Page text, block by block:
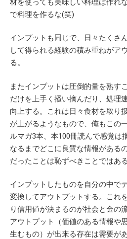
で料理を作るな(笑)
インプットも同じで、日々たくさ
して得られる経験の積み重ねがア
る。
またインプットは圧倒的量を熟す
だけを上手く掻い摘んだり、処理
向上する。これは日々食材を取り
が上がるようなもので、俺もこの
ルマガ3本、本100冊読んで感覚は
なるまでどこに良質な情報がある
だったことは恥ずべきことではあ
インプットしたものを自分の中で
変換してアウトプットする。これ
り信用値が決まるのが社会と金の
アウトプット（価値のある情報や
生むもの）が出来る存在は需要が